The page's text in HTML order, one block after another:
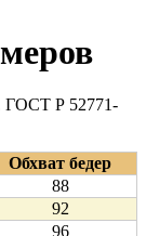
ГОСТ Р 52771-
Обхват бедер
88
92
96